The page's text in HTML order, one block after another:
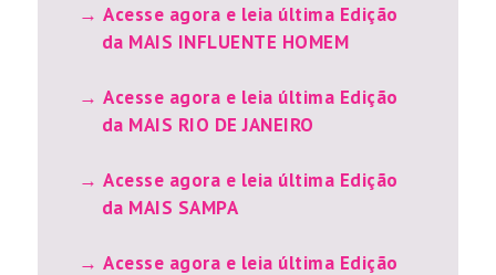
Acesse agora e leia última Edição
da MAIS INFLUENTE HOMEM
Acesse agora e leia última Edição
da MAIS RIO DE JANEIRO
Acesse agora e leia última Edição
da MAIS SAMPA
Acesse agora e leia última Edição